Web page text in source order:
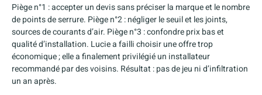
Piège n°1 : accepter un devis sans préciser la marque et le nombre
de points de serrure. Piège n°2 : négliger le seuil et les joints,
sources de courants d’air. Piège n°3 : confondre prix bas et
qualité d’installation. Lucie a failli choisir une offre trop
économique ; elle a finalement privilégié un installateur
recommandé par des voisins. Résultat : pas de jeu ni d’infiltration
un an après.